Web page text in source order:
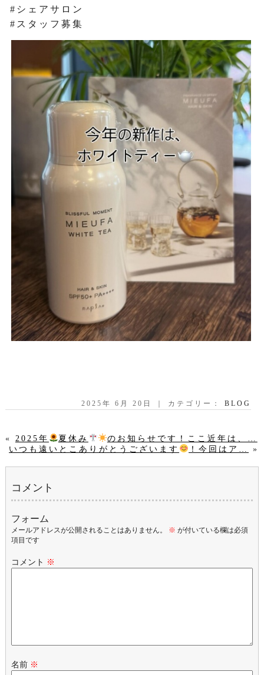
#シェアサロン
#スタッフ募集
2025年 6月 20日 ｜ カテゴリー：BLOG
« 2025年 夏休み
のお知らせです！ここ近年は、…
いつも遠いとこありがとうございます
！今回はア… »
コメント
フォーム
メールアドレスが公開されることはありません。 ※ が付いている欄は必須
項目です
コメント ※
名前 ※